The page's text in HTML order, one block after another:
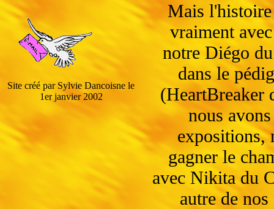
Site créé par Sylvie Dancoisne le
1er janvier 2002
Mais l'histoire
vraiment
notre Diégo
dans le
(HeartBreaker
nous
expositions,
gagner le
avec Nikita du
autre de